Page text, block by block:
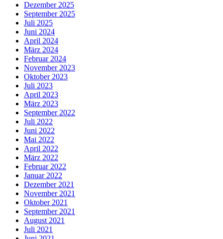
Dezember 2025
September 2025
Juli 2025
Juni 2024
April 2024
März 2024
Februar 2024
November 2023
Oktober 2023
Juli 2023
April 2023
März 2023
September 2022
Juli 2022
Juni 2022
Mai 2022
April 2022
März 2022
Februar 2022
Januar 2022
Dezember 2021
November 2021
Oktober 2021
September 2021
August 2021
Juli 2021